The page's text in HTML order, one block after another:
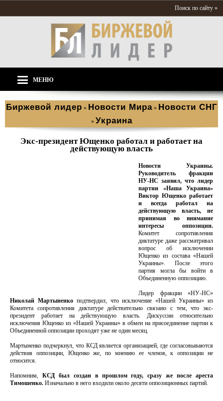
Поиск по сайту »
МЕНЮ
Биржевой лидер » Новости Мира » Новости СНГ
» Украина
Экс-президент Ющенко работал и работает на
действующую власть
Новости Украины.
Руководитель фракции
НУ-НС заявил, что лидер
партии «Наша Украина»
Виктор Ющенко работает
и всегда работал на
действующую власть, не
принимая во внимание
интересы оппозиции.
Комитет сопротивления
диктатуре даже рассматривал
вопрос об исключении
Ющенко из состава «Нашей
Украины». После этого
партия могла бы войти в
Объединенную оппозицию.
Лидер фракции «НУ-НС»
Николай Мартыненко подтвердил, что исключение «Нашей Украины» из
Комитета сопротивления диктатуре действительно связано с тем, что экс-
президент работает на действующую власть. Дискуссии относительно
исключения Ющенко из «Нашей Украины» в обмен на присоединение партии к
Объединенной оппозиции проходят уже не один месяц.
Мартыненко подчеркнул, что КСД является организацией, где согласовываются
действия оппозиции, Ющенко же, по мнению ее членов, к оппозиции не
относится.
Напомним, КСД был создан в прошлом году, сразу же после ареста
Тимошенко. Изначально в него входили около десяти оппозиционных партий.